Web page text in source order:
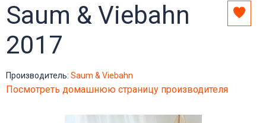
Saum & Viebahn
2017
Производитель: Saum & Viebahn
Посмотреть домашнюю страницу производителя